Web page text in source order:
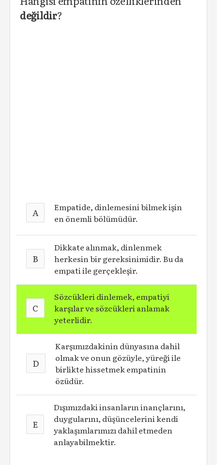
değildir?
A
Empatide, dinlemesini bilmek işin
en önemli bölümüdür.
B
Dikkate alınmak, dinlenmek
herkesin bir gereksinimidir. Bu da
empati ile gerçekleşir.
C
Sözcükleri dinlemek, empatiyi
karşılar ve sözcükleri anlamak
yeterlidir.
D
Karşımızdakinin dünyasına dahil
olmak ve onun gözüyle, yüreği ile
birlikte hissetmek empatinin
özüdür.
E
Dışımızdaki insanların inançlarını,
duygularını, düşüncelerini kendi
yaklaşımlarımızı dahil etmeden
anlayabilmektir.